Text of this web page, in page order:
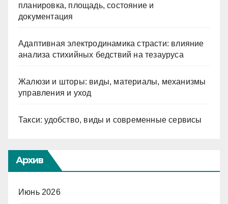
планировка, площадь, состояние и
документация
Адаптивная электродинамика страсти: влияние
анализа стихийных бедствий на тезауруса
Жалюзи и шторы: виды, материалы, механизмы
управления и уход
Такси: удобство, виды и современные сервисы
Архив
Июнь 2026